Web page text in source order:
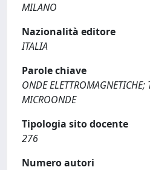
MILANO
Nazionalità editore
ITALIA
Parole chiave
ONDE
MICROONDE
Tipologia sito docente
276
Numero autori